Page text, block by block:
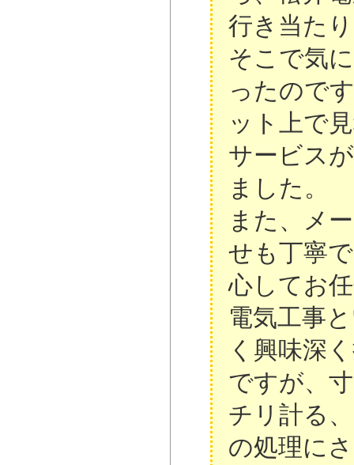
行き当た
そこで気
ったので
ット上で
サービス
ました。
また、メ
せも丁寧
心してお
電気工事
く興味深
ですが、
チリ計る
の処理に